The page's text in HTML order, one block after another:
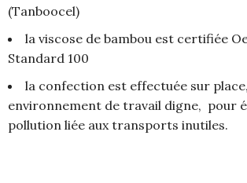
(Tanboocel)
la viscose de bambou est certifiée
Standard 100
la confection est effectuée sur
environnement de travail digne, pour
pollution liée aux transports inutiles.